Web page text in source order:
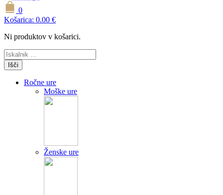
0
Košarica: 0.00 €
Ni produktov v košarici.
Išči
Ročne ure
Moške ure
Ženske ure